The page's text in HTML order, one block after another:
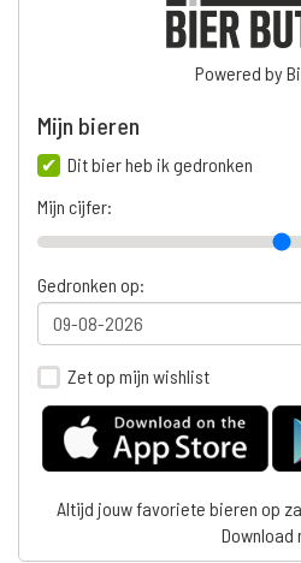
Powered by
Mijn bieren
Dit bier heb ik gedronken
Mijn cijfer:
Gedronken op:
Zet op mijn wishlist
Altijd jouw favoriete bieren op
Download